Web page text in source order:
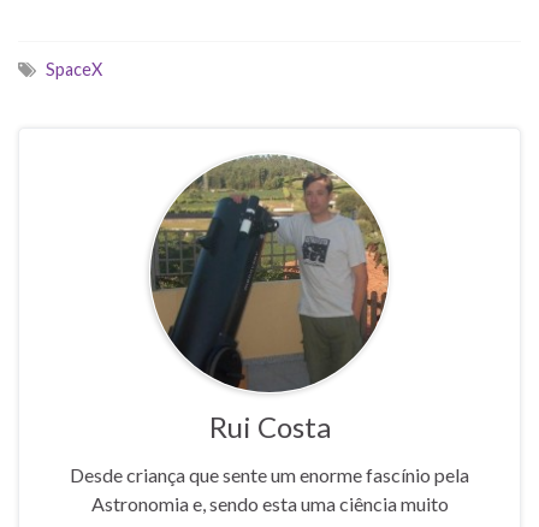
SpaceX
Rui Costa
Desde criança que sente um enorme fascínio pela
Astronomia e, sendo esta uma ciência muito